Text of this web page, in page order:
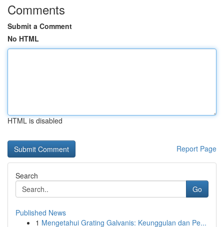
Comments
Submit a Comment
No HTML
HTML is disabled
Report Page
Search
Go
Published News
1 Mengetahui Grating Galvanis: Keunggulan dan Pe...